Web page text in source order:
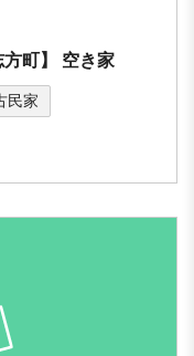
⽅町】 空き家
民家